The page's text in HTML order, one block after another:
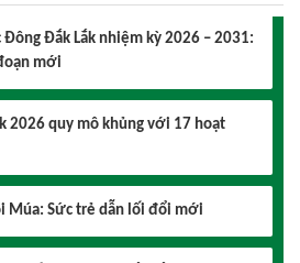
2026 quy mô khủng với 17 hoạt
Múa: Sức trẻ dẫn lối đổi mới
Nhiếp ảnh Đông Đắk Lắk nhiệm kỳ
tốt đẹp